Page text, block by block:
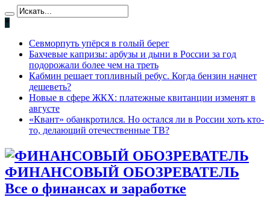
*
Севморпуть упёрся в голый берег
Бахчевые капризы: арбузы и дыни в России за год
подорожали более чем на треть
Кабмин решает топливный ребус. Когда бензин начнет
дешеветь?
Новые в сфере ЖКХ: платежные квитанции изменят в
августе
«Квант» обанкротился. Но остался ли в России хоть кто-
то, делающий отечественные ТВ?
ФИНАНСОВЫЙ ОБОЗРЕВАТЕЛЬ
Все о финансах и заработке